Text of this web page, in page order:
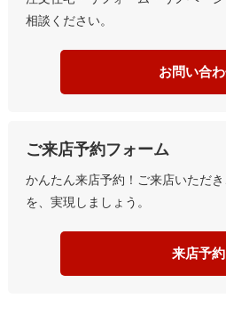
相談ください。
お問い合
ご来店予約フォーム
かんたん来店予約！ご来店いただ
を、実現しましょう。
来店予約